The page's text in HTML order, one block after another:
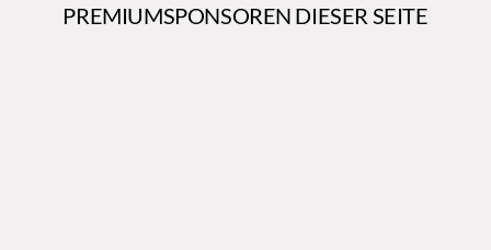
PREMIUMSPONSOREN DIESER SEITE